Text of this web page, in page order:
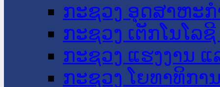
ກະຊວງ ອຸດສາຫະ
ກະຊວງ ເຕັກໂນໂລ
ກະຊວງ ແຮງງານ
ກະຊວງ ໂຍທາທິກາ